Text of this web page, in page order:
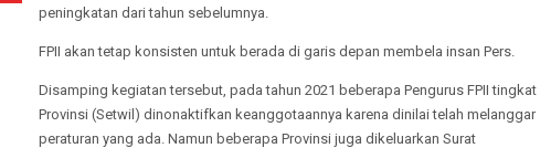
peningkatan dari tahun sebelumnya.
FPII akan tetap konsisten untuk berada di garis depan membela insan Pers.
Disamping kegiatan tersebut, pada tahun 2021 beberapa Pengurus FPII tingkat
Provinsi (Setwil) dinonaktifkan keanggotaannya karena dinilai telah melanggar
peraturan yang ada. Namun beberapa Provinsi juga dikeluarkan Surat